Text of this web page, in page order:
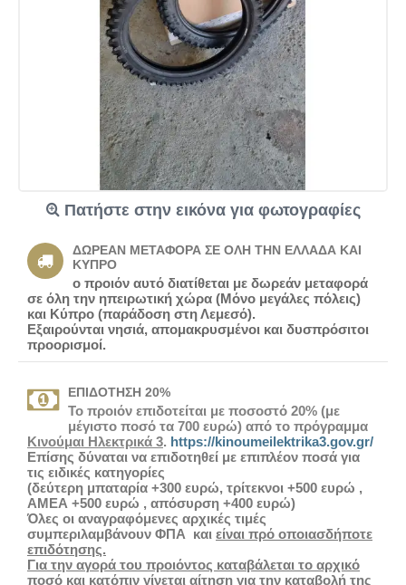
Πατήστε στην εικόνα για φωτογραφίες
ΔΩΡΕΆΝ ΜΕΤΑΦΟΡΆ ΣΕ ΌΛΗ ΤΗΝ ΕΛΛΆΔΑ ΚΑΙ
ΚΎΠΡΟ
ο προιόν αυτό διατίθεται με δωρεάν μεταφορά
σε όλη την ηπειρωτική χώρα (Μόνο μεγάλες πόλεις)
και Κύπρο (παράδοση στη Λεμεσό).
Εξαιρούνται νησιά, απομακρυσμένοι και δυσπρόσιτοι
προορισμοί.
ΕΠΙΔΌΤΗΣΗ 20%
Το προιόν επιδοτείται με ποσοστό 20% (με
μέγιστο ποσό τα 700 ευρώ) από το πρόγραμμα
Κινούμαι Ηλεκτρικά 3. https://kinoumeilektrika3.gov.gr/
Επίσης δύναται να επιδοτηθεί με επιπλέον ποσά για
τις ειδικές κατηγορίες
(δεύτερη μπαταρία +300 ευρώ, τρίτεκνοι +500 ευρώ ,
ΑΜΕΑ +500 ευρώ , απόσυρση +400 ευρώ)
Όλες οι αναγραφόμενες αρχικές τιμές
συμπεριλαμβάνουν ΦΠΑ και είναι πρό οποιασδήποτε
επιδότησης.
Για την αγορά του προιόντος καταβάλεται το αρχικό
ποσό και κατόπιν γίνεται αίτηση για την καταβολή της